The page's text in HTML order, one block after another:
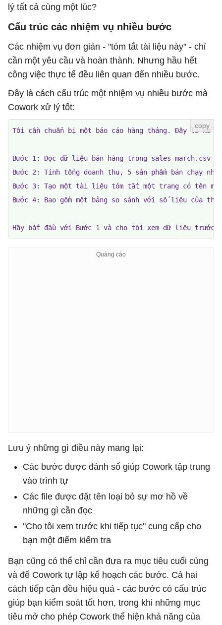
lý tất cả cùng một lúc?
Cấu trúc các nhiệm vụ nhiều bước
Các nhiệm vụ đơn giản - "tóm tắt tài liệu này" - chỉ
cần một yêu cầu và hoàn thành. Nhưng hầu hết
công việc thực tế đều liên quan đến nhiều bước.
Đây là cách cấu trúc một nhiệm vụ nhiều bước mà
Cowork xử lý tốt:
Tôi cần chuẩn bị một báo cáo hàng tháng. Đây là kế
Bước 1: Đọc dữ liệu bán hàng trong sales-march.csv
Bước 2: Tính tổng doanh thu, 5 sản phẩm bán chạy
Bước 3: Tạo một tài liệu tóm tắt một trang có tên
Bước 4: Bao gồm một bảng so sánh với số liệu của
Hãy bắt đầu với Bước 1 và cho tôi xem dữ liệu
Lưu ý những gì điều này mang lại:
Các bước được đánh số giúp Cowork tập trung
vào trình tự
Các file được đặt tên loại bỏ sự mơ hồ về
những gì cần đọc
"Cho tôi xem trước khi tiếp tục" cung cấp cho
bạn một điểm kiểm tra
Bạn cũng có thể chỉ cần đưa ra mục tiêu cuối cùng
và để Cowork tự lập kế hoạch các bước. Cả hai
cách tiếp cận đều hiệu quả - các bước có cấu trúc
giúp bạn kiểm soát tốt hơn, trong khi những mục
tiêu mở cho phép Cowork thể hiện khả năng của